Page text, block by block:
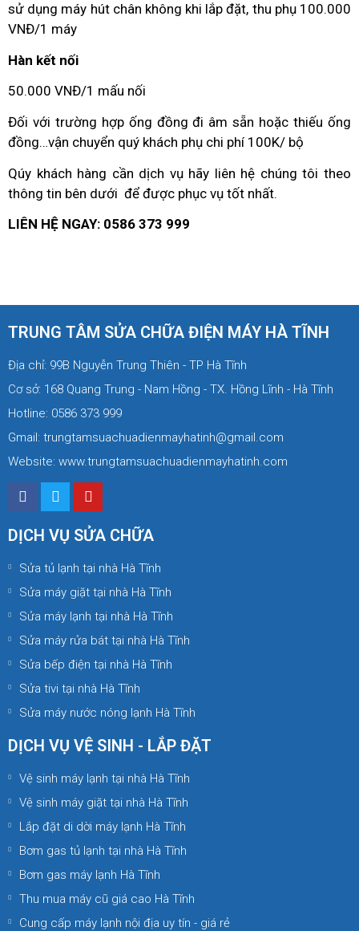
sử dụng máy hút chân không khi lắp đặt, thu phụ 100.000
VNĐ/1 máy
Hàn kết nối
50.000 VNĐ/1 mấu nối
Đối với trường hợp ống đồng đi âm sẵn hoặc thiếu ống
đồng…vận chuyển quý khách phụ chi phí 100K/ bộ
Qúy khách hàng cần dịch vụ hãy liên hệ chúng tôi theo
thông tin bên dưới để được phục vụ tốt nhất.
LIÊN HỆ NGAY: 0586 373 999
TRUNG TÂM SỬA CHỮA ĐIỆN MÁY HÀ TĨNH
Địa chỉ: 99B Nguyễn Trung Thiên - TP Hà Tĩnh
Cơ sở: 168 Quang Trung - Nam Hồng - TX. Hồng Lĩnh - Hà Tĩnh
Hotline: 0586 373 999
Gmail: trungtamsuachuadienmayhatinh@gmail.com
Website: www.trungtamsuachuadienmayhatinh.com
DỊCH VỤ SỬA CHỮA
Sửa tủ lạnh tại nhà Hà Tĩnh
Sửa máy giặt tại nhà Hà Tĩnh
Sửa máy lạnh tại nhà Hà Tĩnh
Sửa máy rửa bát tại nhà Hà Tĩnh
Sửa bếp điện tại nhà Hà Tĩnh
Sửa tivi tại nhà Hà Tĩnh
Sửa máy nước nóng lạnh Hà Tĩnh
DỊCH VỤ VỆ SINH - LẮP ĐẶT
Vệ sinh máy lạnh tại nhà Hà Tĩnh
Vệ sinh máy giặt tại nhà Hà Tĩnh
Lắp đặt di dời máy lạnh Hà Tĩnh
Bơm gas tủ lạnh tại nhà Hà Tĩnh
Bơm gas máy lạnh Hà Tĩnh
Thu mua máy cũ giá cao Hà Tĩnh
Cung cấp máy lạnh nội địa uy tín - giá rẻ